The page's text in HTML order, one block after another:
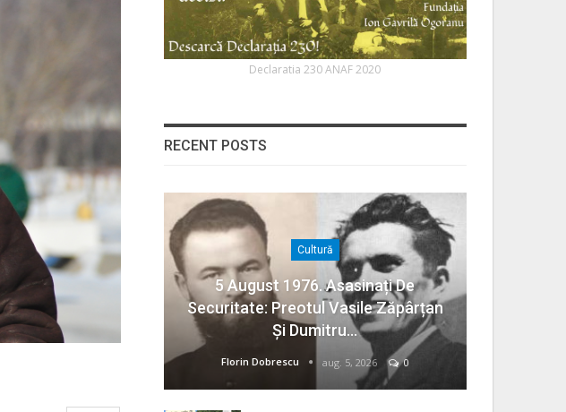
Declaratia 230 ANAF 2020
RECENT POSTS
Cultură
5 August 1976. Asasinați De
Securitate: Preotul Vasile Zăpârțan
Și Dumitru…
Florin Dobrescu aug. 5, 2026 0